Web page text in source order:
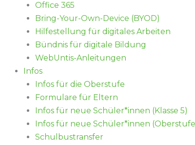
Office 365
Bring-Your-Own-Device (BYOD)
Hilfestellung für digitales Arbeiten
Bündnis für digitale Bildung
WebUntis-Anleitungen
Infos
Infos für die Oberstufe
Formulare für Eltern
Infos für neue Schüler*innen (Klasse 5)
Infos für neue Schüler*innen
Schulbustransfer